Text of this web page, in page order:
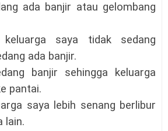
ada banjir atau gelombang
saya tidak sedang
ada banjir.
banjir sehingga keluarga
pantai.
saya lebih senang berlibur
lain.